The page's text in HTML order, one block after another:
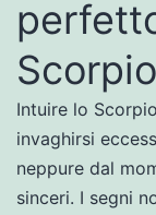
Intuire lo
invaghirsi
neppure dal
sinceri. I segni